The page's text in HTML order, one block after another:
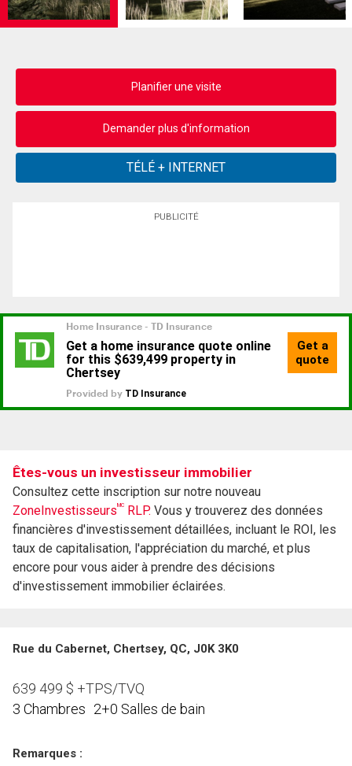
Planifier une visite
Demander plus d'information
PUBLICITÉ
Êtes-vous un investisseur immobilier
Consultez cette inscription sur notre nouveau
ZoneInvestisseursMC RLP. Vous y trouverez des données
financières d'investissement détaillées, incluant le ROI, les
taux de capitalisation, l'appréciation du marché, et plus
encore pour vous aider à prendre des décisions
d'investissement immobilier éclairées.
Rue du Cabernet, Chertsey, QC, J0K 3K0
639 499 $ +TPS/TVQ
3 Chambres 2+0 Salles de bain
Remarques :